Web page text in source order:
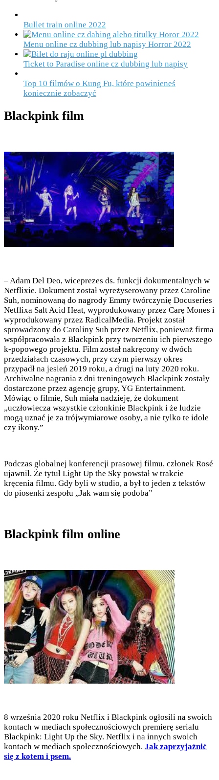
Bullet train online 2022
Menu online cz dubbing lub napisy Horror 2022
Ticket to Paradise online cz dubbing lub napisy
Top 10 filmów o Kung Fu, które powinieneś
koniecznie zobaczyć
Blackpink film
– Adam Del Deo, wiceprezes ds. funkcji dokumentalnych w
Netflixie. Dokument został wyreżyserowany przez Caroline
Suh, nominowaną do nagrody Emmy twórczynię Docuseries
Netflixa Salt Acid Heat, wyprodukowany przez Carę Mones i
wyprodukowany przez RadicalMedia. Projekt został
sprowadzony do Caroliny Suh przez Netflix, ponieważ firma
współpracowała z Blackpink przy tworzeniu ich pierwszego
k-popowego projektu. Film został nakręcony w dwóch
przedziałach czasowych, przy czym pierwszy okres
przypadł na jesień 2019 roku, a drugi na luty 2020 roku.
Archiwalne nagrania z dni treningowych Blackpink zostały
dostarczone przez agencję grupy, YG Entertainment.
Mówiąc o filmie, Suh miała nadzieję, że dokument
„uczłowiecza wszystkie członkinie Blackpink i że ludzie
mogą uznać je za trójwymiarowe osoby, a nie tylko te idole
czy ikony.”
Podczas globalnej konferencji prasowej filmu, członek Rosé
ujawnił. Że tytuł Light Up the Sky powstał w trakcie
kręcenia filmu. Gdy byli w studio, a był to jeden z tekstów
do piosenki zespołu „Jak wam się podoba”
Blackpink film online
8 września 2020 roku Netflix i Blackpink ogłosili na swoich
kontach w mediach społecznościowych premierę serialu
Blackpink: Light Up the Sky. Netflix i na innych swoich
kontach w mediach społecznościowych. Jak zaprzyjaźnić
się z kotem i psem.